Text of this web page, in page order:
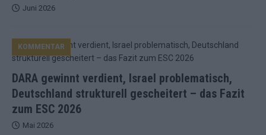
Juni 2026
DARA gewinnt verdient, Israel problematisch,
Deutschland strukturell gescheitert – das Fazit
zum ESC 2026
KOMMENTAR
Mai 2026